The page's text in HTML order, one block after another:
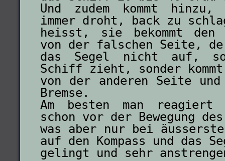
Und zudem kommt
immer droht, back zu
heisst, sie bekommt
von der falschen Seite,
das Segel nicht auf,
Schiff zieht, sonder
von der anderen Seite
Bremse.
Am besten man
schon vor der Bewegung
was aber nur bei
auf den Kompass und das
gelingt und sehr